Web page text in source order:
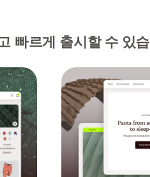
빠르게 출시할 수 있습